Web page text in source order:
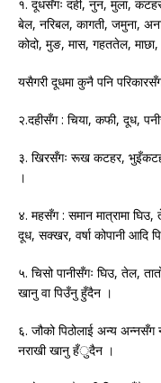
१. दूधसँगः दही, नुन, मुला,
बेल, नरिबल, कागती, जमुना,
कोदो, मुङ, मास, गहततेल,
यसैगरी दूधमा कुनै पनि
२.दहीसँग : चिया, कफी, दूध,
३. खिरसँगः रूख कटहर,
।
४. महसँग : समान मात्रामा
दूध, सक्खर, वर्षा कोपानी
५. चिसो पानीसँगः घिउ, तेल,
खानु वा पिउँनु हुँदैन ।
६. जौको पिठोलाई अन्य अन्नसँग
नराखी खानु हँुदैन ।